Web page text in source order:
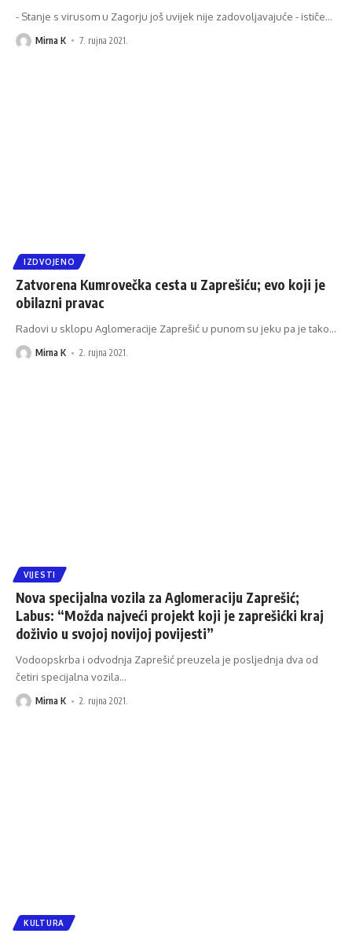
- Stanje s virusom u Zagorju još uvijek nije zadovoljavajuće - ističe…
Mirna K 7. rujna 2021.
IZDVOJENO
Zatvorena Kumrovečka cesta u Zaprešiću; evo koji je
obilazni pravac
Radovi u sklopu Aglomeracije Zaprešić u punom su jeku pa je tako…
Mirna K 2. rujna 2021.
VIJESTI
Nova specijalna vozila za Aglomeraciju Zaprešić;
Labus: “Možda najveći projekt koji je zaprešićki kraj
doživio u svojoj novijoj povijesti”
Vodoopskrba i odvodnja Zaprešić preuzela je posljednja dva od
četiri specijalna vozila…
Mirna K 2. rujna 2021.
KULTURA